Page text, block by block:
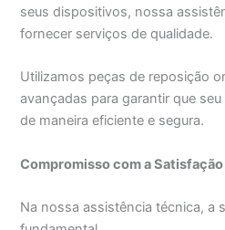
seus dispositivos, nossa
fornecer serviços de qualidade.
Utilizamos peças de reposição
avançadas para garantir que
de maneira eficiente e segura.
Compromisso com a
Na nossa assistência técnica, a